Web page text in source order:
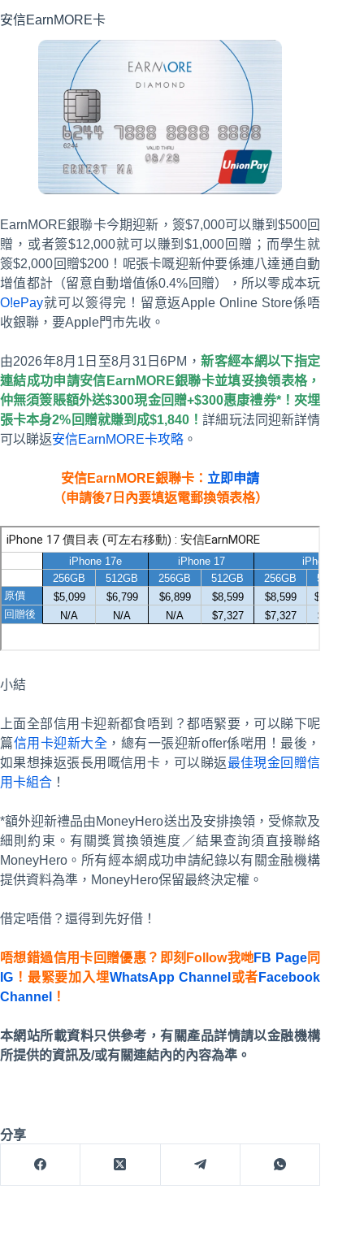
安信EarnMORE卡
EarnMORE銀聯卡今期迎新，簽$7,000可以賺到$500回
贈，或者簽$12,000就可以賺到$1,000回贈；而學生就
簽$2,000回贈$200！呢張卡嘅迎新仲要係連八達通自動
增值都計（留意自動增值係0.4%回贈），所以零成本玩
O!ePay就可以簽得完！留意返Apple Online Store係唔
收銀聯，要Apple門市先收。
由2026年8月1日至8月31日6PM，新客經本網以下指定
連結成功申請安信EarnMORE銀聯卡並填妥換領表格，
仲無須簽賬額外送$300現金回贈+$300惠康禮券*！夾埋
張卡本身2%回贈就賺到成$1,840！詳細玩法同迎新詳情
可以睇返安信EarnMORE卡攻略 。
安信EarnMORE銀聯卡： 立即申請
（申請後7日內要填返電郵換領表格）
小結
上面全部信用卡迎新都食唔到？都唔緊要，可以睇下呢
篇信用卡迎新大全 ，總有一張迎新offer係啱用！最後，
如果想揀返張長用嘅信用卡，可以睇返最佳現金回贈信
用卡組合 ！
*額外迎新禮品由MoneyHero送出及安排換領，受條款及
細則約束。有關獎賞換領進度／結果查詢須直接聯絡
MoneyHero。所有經本網成功申請紀錄以有關金融機構
提供資料為準，MoneyHero保留最終決定權。
借定唔借？還得到先好借！
唔想錯過信用卡回贈優惠？即刻Follow我哋FB Page同
IG ！最緊要加入埋WhatsApp Channel 或者 Facebook
Channel
！
本網站所載資料只供參考，有關產品詳情請以金融機構
所提供的資訊及/或有關連結內的內容為準。
分享